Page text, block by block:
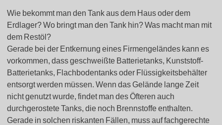
Wie bekommt man den Tank aus dem Haus oder dem
Erdlager? Wo bringt man den Tank hin? Was macht man mit
dem Restöl?
Gerade bei der Entkernung eines Firmengeländes kann es
vorkommen, dass geschweißte Batterietanks, Kunststoff-
Batterietanks, Flachbodentanks oder Flüssigkeitsbehälter
entsorgt werden müssen. Wenn das Gelände lange Zeit
nicht genutzt wurde, findet man des Öfteren auch
durchgerostete Tanks, die noch Brennstoffe enthalten.
Gerade in solchen riskanten Fällen, muss auf fachgerechte